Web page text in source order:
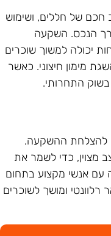
חכם של חללים, ושימוש
הנכס. השקעה
יכולה למשוך שוכרים
מימון חיצוני. כאשר
התחרותי.
להצלחת ההשקעה.
מצוין, כדי לשמר את
אנשי מקצוע בתחום
ומושך לשוכרים